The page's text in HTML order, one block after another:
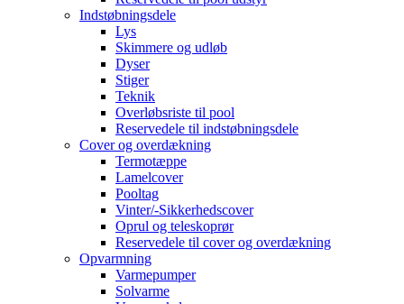
Indstøbningsdele
Lys
Skimmere og udløb
Dyser
Stiger
Teknik
Overløbsriste til pool
Reservedele til indstøbningsdele
Cover og overdækning
Termotæppe
Lamelcover
Pooltag
Vinter/-Sikkerhedscover
Oprul og teleskoprør
Reservedele til cover og overdækning
Opvarmning
Varmepumper
Solvarme